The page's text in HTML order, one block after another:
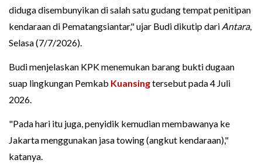
diduga disembunyikan di salah satu gudang tempat penitipan
kendaraan di Pematangsiantar," ujar Budi dikutip dari Antara,
Selasa (7/7/2026).
Budi menjelaskan KPK menemukan barang bukti dugaan
suap lingkungan Pemkab Kuansingtersebut pada 4 Juli
2026.
"Pada hari itu juga, penyidik kemudian membawanya ke
Jakarta menggunakan jasa towing (angkut kendaraan),"
katanya.